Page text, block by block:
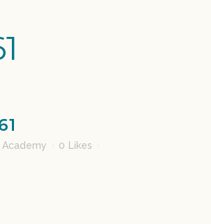
Academy 0 Likes